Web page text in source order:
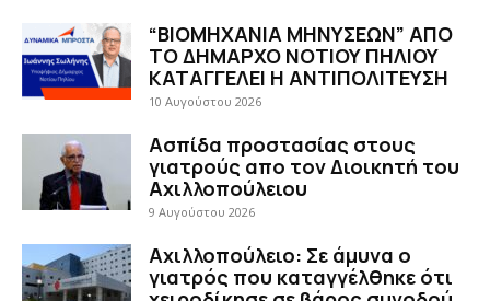
“ΒΙΟΜΗΧΑΝΙΑ ΜΗΝΥΣΕΩΝ” ΑΠΟ
ΤΟ ΔΗΜΑΡΧΟ ΝΟΤΙΟΥ ΠΗΛΙΟΥ
ΚΑΤΑΓΓΕΛΕΙ Η ΑΝΤΙΠΟΛΙΤΕΥΣΗ
10 Αυγούστου 2026
Ασπίδα προστασίας στους
γιατρούς απο τον Διοικητή του
Αχιλλοπούλειου
9 Αυγούστου 2026
Αχιλλοπούλειο: Σε άμυνα ο
γιατρός που καταγγέλθηκε ότι